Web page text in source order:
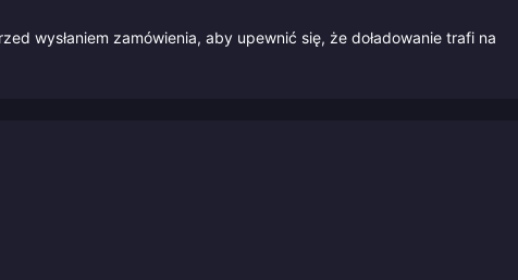
wysłaniem zamówienia, aby upewnić się, że doładowanie trafi na